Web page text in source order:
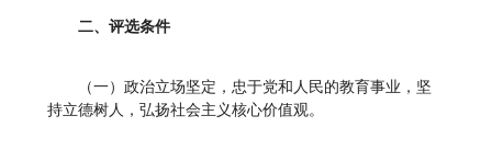
二、评选条件
（一）政治立场坚定，忠于党和人民的教育事业，坚
持立德树人，弘扬社会主义核心价值观。